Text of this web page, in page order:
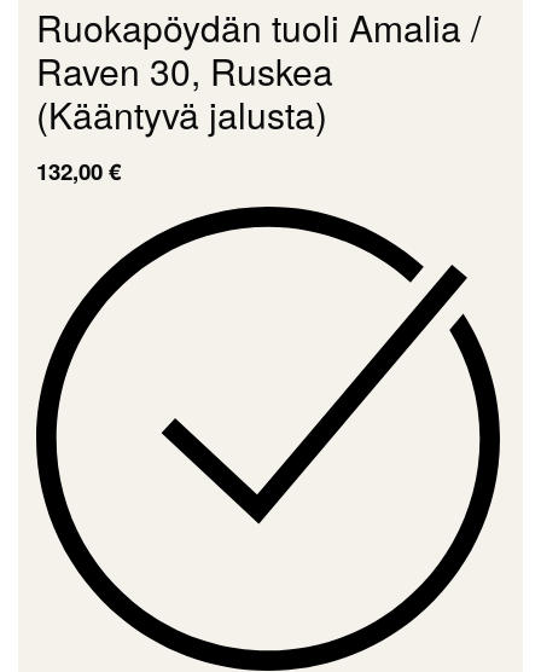
Ruokapöydän tuoli Amalia /
Raven 30, Ruskea
(Kääntyvä jalusta)
132,00€